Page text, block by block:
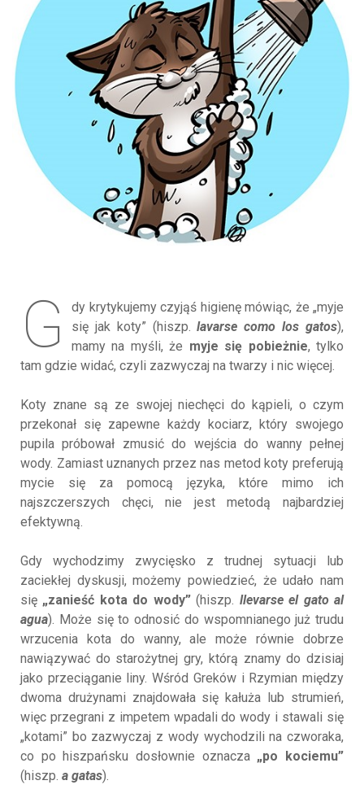
G
dy krytykujemy czyjąś higienę mówiąc, że „myje
się jak koty” (hiszp.lavarse como los gatos),
mamy na myśli, że myje się pobieżnie, tylko
tam gdzie widać, czyli zazwyczaj na twarzy i nic więcej.
Koty znane są ze swojej niechęci do kąpieli, o czym
przekonał się zapewne każdy kociarz, który swojego
pupila próbował zmusić do wejścia do wanny pełnej
wody. Zamiast uznanych przez nas metod koty preferują
mycie się za pomocą języka, które mimo ich
najszczerszych chęci, nie jest metodą najbardziej
efektywną.
Gdy wychodzimy zwycięsko z trudnej sytuacji lub
zaciekłej dyskusji, możemy powiedzieć, że udało nam
się „zanieść kota do wody”(hiszp. llevarse el gato al
agua). Może się to odnosić do wspomnianego już trudu
wrzucenia kota do wanny, ale może równie dobrze
nawiązywać do starożytnej gry, którą znamy do dzisiaj
jako przeciąganie liny. Wśród Greków i Rzymian między
dwoma drużynami znajdowała się kałuża lub strumień,
więc przegrani z impetem wpadali do wody i stawali się
„kotami” bo zazwyczaj z wody wychodzili na czworaka,
co po hiszpańsku dosłownie oznacza „po kociemu”
(hiszp. a gatas).